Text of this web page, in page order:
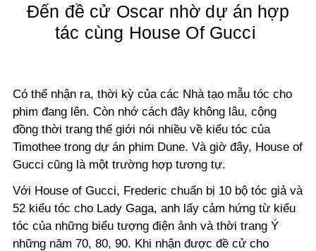
Đến đề cử Oscar nhờ dự án hợp
tác cùng House Of Gucci
Có thể nhận ra, thời kỳ của các Nhà tạo mẫu tóc cho
phim đang lên. Còn nhớ cách đây không lâu, cộng
đồng thời trang thế giới nói nhiều về kiểu tóc của
Timothee trong dự án phim Dune. Và giờ đây, House of
Gucci cũng là một trường hợp tương tự.
Với House of Gucci, Frederic chuẩn bị 10 bộ tóc giả và
52 kiểu tóc cho Lady Gaga, anh lấy cảm hứng từ kiểu
tóc của những biểu tượng điện ảnh và thời trang Ý
những năm 70, 80, 90. Khi nhận được đề cử cho